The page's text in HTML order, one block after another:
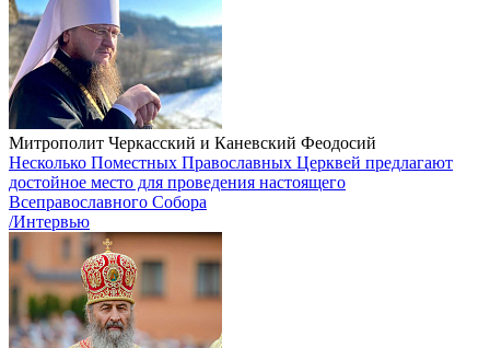
Митрополит Черкасский и Каневский Феодосий
Несколько Поместных Православных Церквей предлагают
достойное место для проведения настоящего
Всеправославного Собора
/Интервью